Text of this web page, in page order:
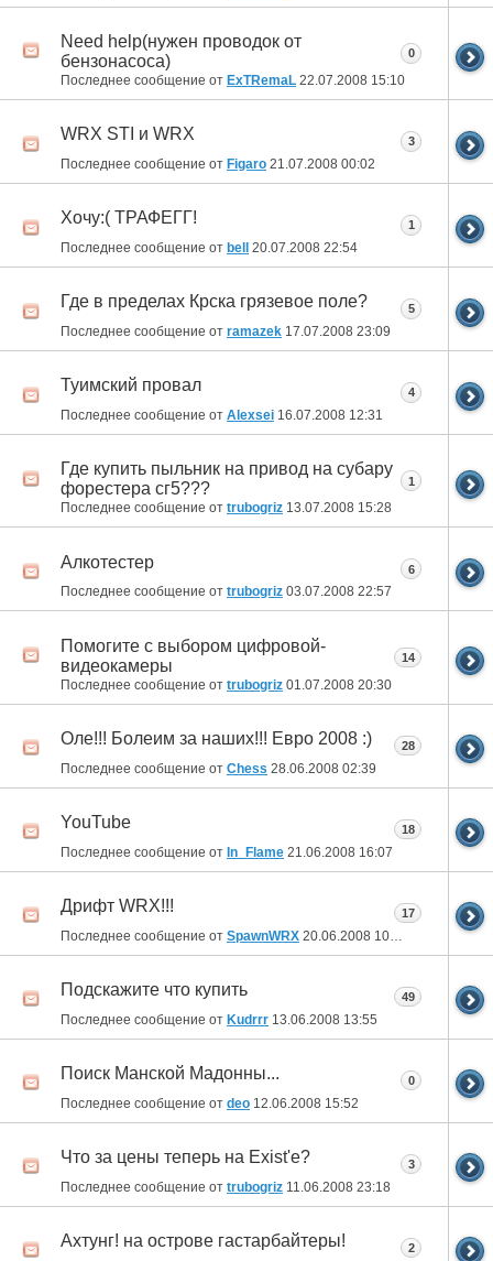
Need help(нужен проводок от
бензонасоса)
Последнее сообщение от ExTRemaL 22.07.2008 15:10
0
WRX STI и WRX
Последнее сообщение от Figaro 21.07.2008 00:02
3
Хочу:( ТРАФЕГГ!
Последнее сообщение от bell 20.07.2008 22:54
1
Где в пределах Крска грязевое поле?
Последнее сообщение от ramazek 17.07.2008 23:09
5
Туимский провал
Последнее сообщение от Alexsei 16.07.2008 12:31
4
Где купить пыльник на привод на субару
форестера сг5???
Последнее сообщение от trubogriz 13.07.2008 15:28
1
Алкотестер
Последнее сообщение от trubogriz 03.07.2008 22:57
6
Помогите с выбором цифровой-
видеокамеры
Последнее сообщение от trubogriz 01.07.2008 20:30
14
Оле!!! Болеим за наших!!! Евро 2008 :)
Последнее сообщение от Chess 28.06.2008 02:39
28
YouTube
Последнее сообщение от In_Flame 21.06.2008 16:07
18
Дрифт WRX!!!
Последнее сообщение от SpawnWRX 20.06.2008 10:55
17
Подскажите что купить
Последнее сообщение от Kudrrr 13.06.2008 13:55
49
Поиск Манской Мадонны...
Последнее сообщение от deo 12.06.2008 15:52
0
Что за цены теперь на Exist'е?
Последнее сообщение от trubogriz 11.06.2008 23:18
3
Ахтунг! на острове гастарбайтеры! 2